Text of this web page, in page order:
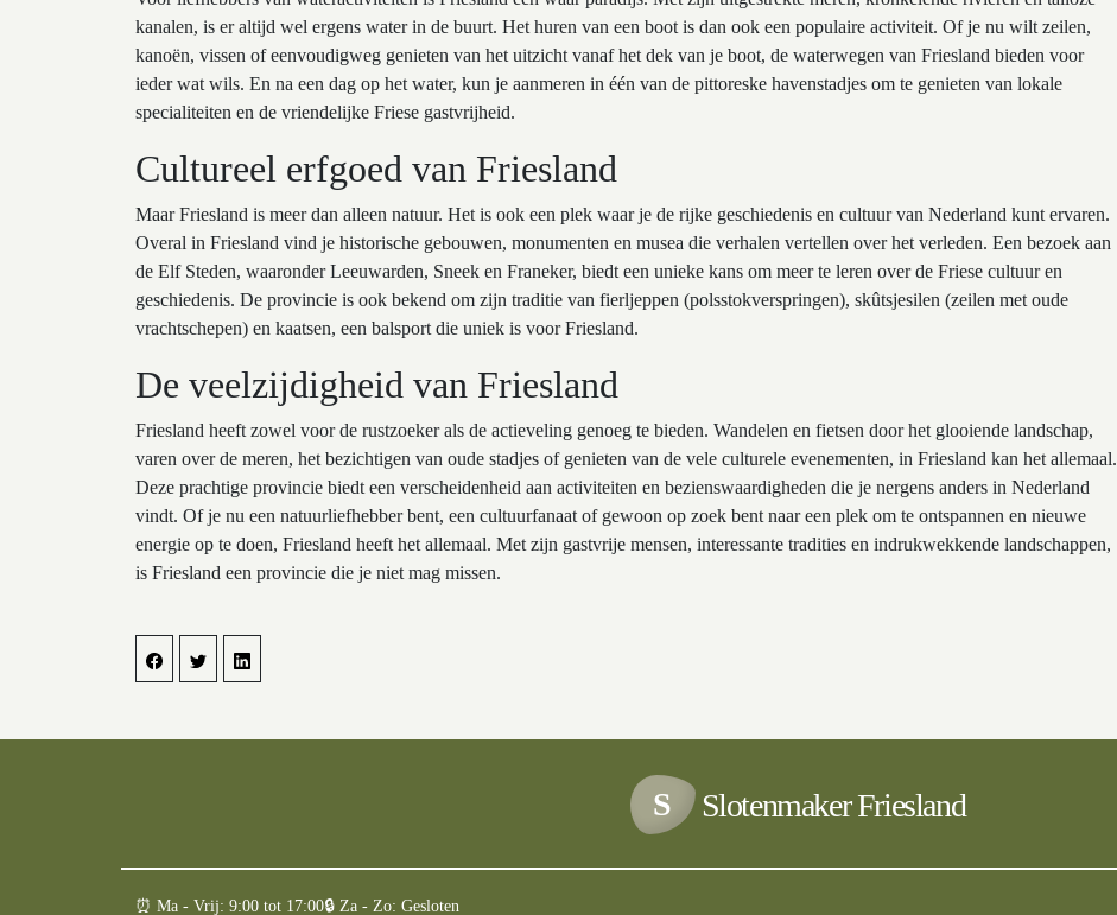
kanalen, is er altijd wel ergens water in de buurt. Het huren van een boot is dan ook een populaire activiteit. Of je nu wilt zeilen,
kanoën, vissen of eenvoudigweg genieten van het uitzicht vanaf het dek van je boot, de waterwegen van Friesland bieden voor
ieder wat wils. En na een dag op het water, kun je aanmeren in één van de pittoreske havenstadjes om te genieten van lokale
specialiteiten en de vriendelijke Friese gastvrijheid.
Cultureel erfgoed van Friesland
Maar Friesland is meer dan alleen natuur. Het is ook een plek waar je de rijke geschiedenis en cultuur van Nederland kunt ervaren.
Overal in Friesland vind je historische gebouwen, monumenten en musea die verhalen vertellen over het verleden. Een bezoek aan
de Elf Steden, waaronder Leeuwarden, Sneek en Franeker, biedt een unieke kans om meer te leren over de Friese cultuur en
geschiedenis. De provincie is ook bekend om zijn traditie van fierljeppen (polsstokverspringen), skûtsjesilen (zeilen met oude
vrachtschepen) en kaatsen, een balsport die uniek is voor Friesland.
De veelzijdigheid van Friesland
Friesland heeft zowel voor de rustzoeker als de actieveling genoeg te bieden. Wandelen en fietsen door het glooiende landschap,
varen over de meren, het bezichtigen van oude stadjes of genieten van de vele culturele evenementen, in Friesland kan het allemaal.
Deze prachtige provincie biedt een verscheidenheid aan activiteiten en bezienswaardigheden die je nergens anders in Nederland
vindt. Of je nu een natuurliefhebber bent, een cultuurfanaat of gewoon op zoek bent naar een plek om te ontspannen en nieuwe
energie op te doen, Friesland heeft het allemaal. Met zijn gastvrije mensen, interessante tradities en indrukwekkende landschappen,
is Friesland een provincie die je niet mag missen.
S Slotenmaker Friesland
⏰︎ Ma - Vrij: 9:00 tot 17:00🔒︎ Za - Zo: Gesloten